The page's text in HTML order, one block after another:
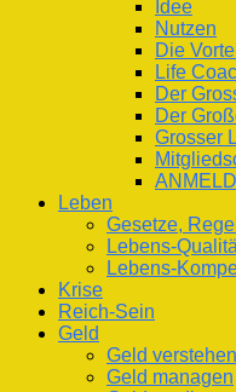
Idee
Nutzen
Die
Life
Der
Der
Grosser
Leben
Gesetze,
Lebens-
Lebens-
Krise
Reich-Sein
Geld
Geld verstehen
Geld managen